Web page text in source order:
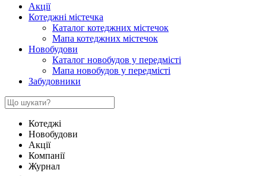
Акції
Котеджні містечка
Каталог котеджних містечок
Мапа котеджних містечок
Новобудови
Каталог новобудов у передмісті
Мапа новобудов у передмісті
Забудовники
Котеджі
Новобудови
Акції
Компанії
Журнал